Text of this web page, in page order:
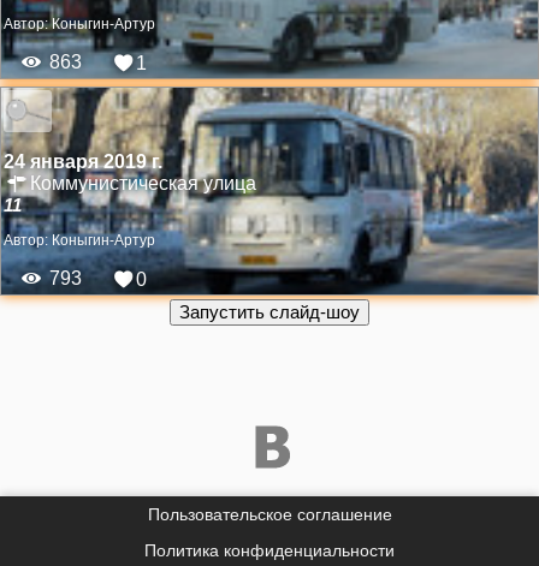
Автор:Коныгин-Артур
863 1
24 января 2019 г.
Коммунистическая улица
11
Автор: Коныгин-Артур
793 0
Пользовательское соглашение
Политика конфиденциальности